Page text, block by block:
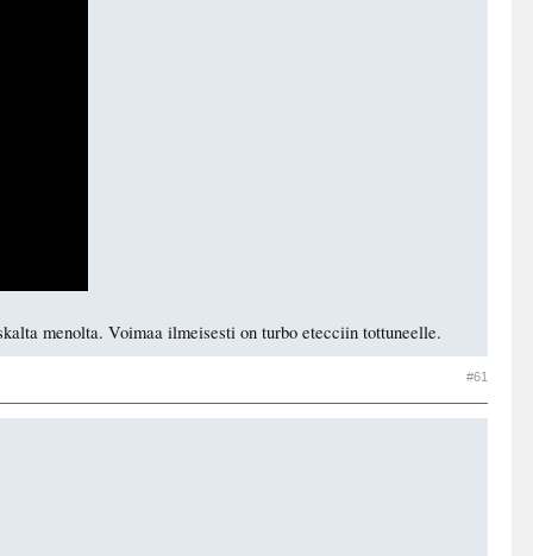
menolta. Voimaa ilmeisesti on turbo etecciin tottuneelle.
#61